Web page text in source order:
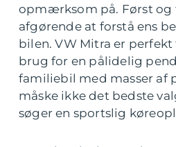
opmærksom på. Først og
afgørende at forstå ens
bilen. VW Mitra er
brug for en pålidelig
familiebil med masser af
måske ikke det bedste
søger en sportslig